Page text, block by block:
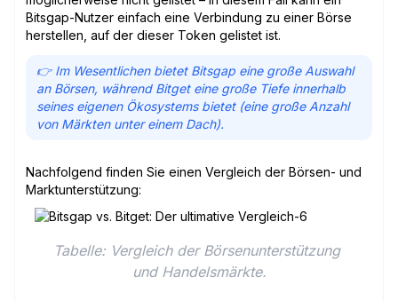
Bitsgap-Nutzer einfach eine Verbindung zu einer Börse
herstellen, auf der dieser Token gelistet ist.
👉 Im Wesentlichen bietet Bitsgap eine große Auswahl
an Börsen, während Bitget eine große Tiefe innerhalb
seines eigenen Ökosystems bietet (eine große Anzahl
von Märkten unter einem Dach).
Nachfolgend finden Sie einen Vergleich der Börsen- und
Marktunterstützung:
Tabelle: Vergleich der Börsenunterstützung
und Handelsmärkte.